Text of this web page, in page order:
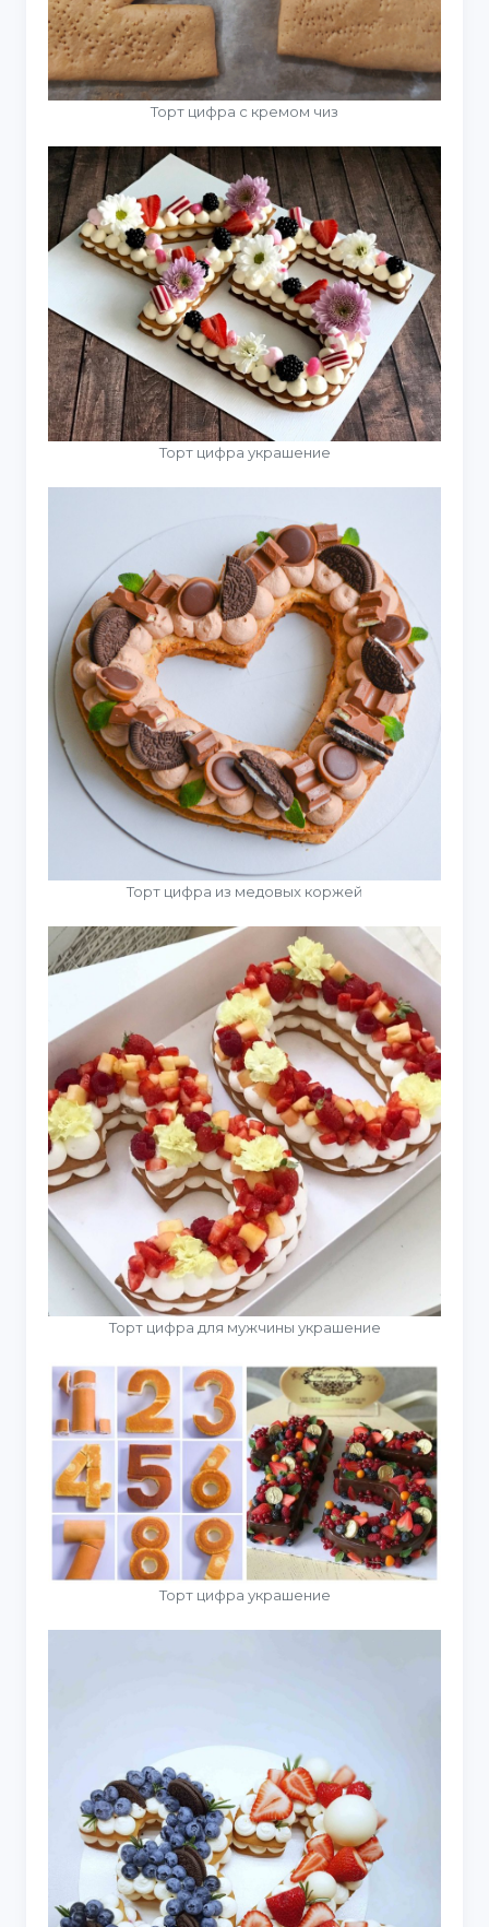
Торт цифра с кремом чиз
Торт цифра украшение
Торт цифра из медовых коржей
Торт цифра для мужчины украшение
Торт цифра украшение